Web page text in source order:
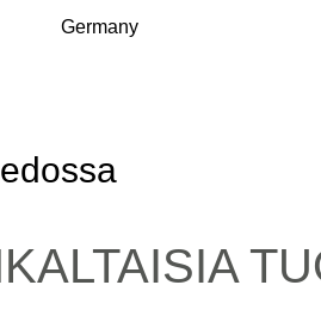
Germany